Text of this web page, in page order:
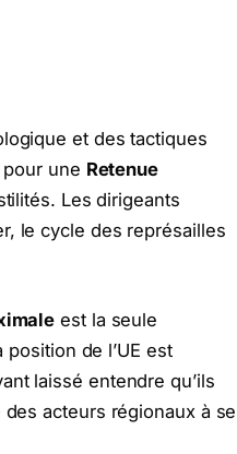
et des tactiques
une Retenue
Les dirigeants
le cycle des représailles
est la seule
de l’UE est
laissé entendre qu’ils
acteurs régionaux à se